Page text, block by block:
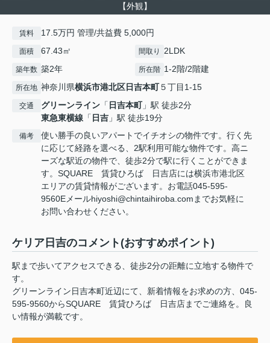
【外観】
賃料 17.5万円 管理/共益費 5,000円
面積 67.43㎡ 間取り 2LDK
築年数 築2年 所在階 1-2階/2階建
所在地 神奈川県横浜市港北区日吉本町５丁目1-15
交通 グリーンライン 「 日吉本町」駅 徒歩2分
東急東横線 「 日吉 」駅 徒歩19分
備考
使い勝手の良いアパートでイチオシの物件です。行く先
に応じて経路を選べる、2駅利用可能な物件です。高ニ
ーズな駅近の物件で、徒歩2分で駅に行くことができま
す。SQUARE 賃貸ひろば 日吉店には横浜市港北区
エリアの賃貸情報がございます。お電話045-595-
9560Eメールhiyoshi@chintaihiroba.comまでお気軽に
お問い合わせください。
ケリア日吉のコメント(おすすめポイント)
駅まで歩いてアクセスできる、徒歩2分の距離に立地する物件で
す。
グリーンライン日吉本町近辺にて、新着情報をお求めの方、045-
595-9560からSQUARE 賃貸ひろば 日吉店までご連絡を。良
い情報が満載です。